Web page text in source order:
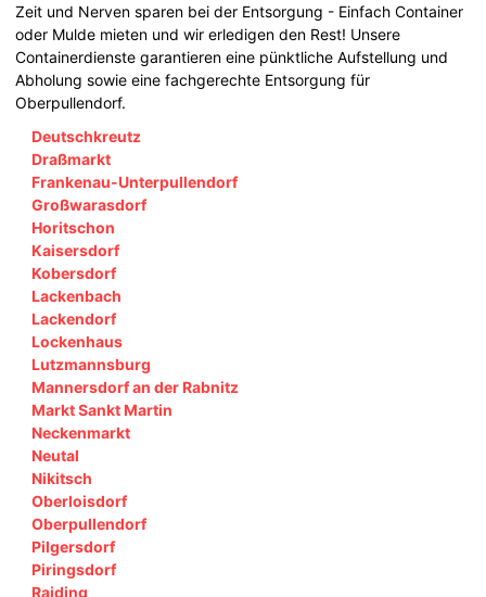
Zeit und Nerven sparen bei der Entsorgung - Einfach Container
oder Mulde mieten und wir erledigen den Rest! Unsere
Containerdienste garantieren eine pünktliche Aufstellung und
Abholung sowie eine fachgerechte Entsorgung für
Oberpullendorf.
Deutschkreutz
Draßmarkt
Frankenau-Unterpullendorf
Großwarasdorf
Horitschon
Kaisersdorf
Kobersdorf
Lackenbach
Lackendorf
Lockenhaus
Lutzmannsburg
Mannersdorf an der Rabnitz
Markt Sankt Martin
Neckenmarkt
Neutal
Nikitsch
Oberloisdorf
Oberpullendorf
Pilgersdorf
Piringsdorf
Raiding